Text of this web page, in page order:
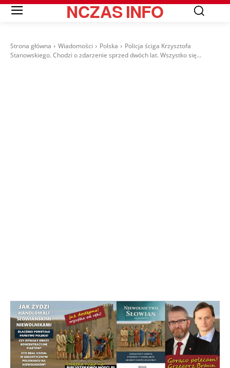
NCZASINFO
Strona główna Wiadomości Polska
Policja ściga Krzysztofa
Stanowskiego. Chodzi o zdarzenie sprzed dwóch lat. Wszystko się...